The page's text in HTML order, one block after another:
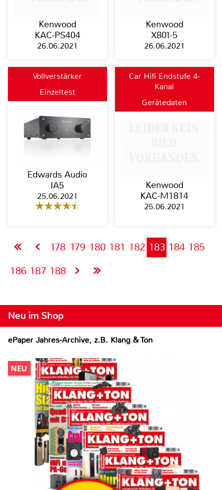
Kenwood
KAC-PS404
26.06.2021
Kenwood
X801-5
26.06.2021
Vollverstärker
Einzeltest
Edwards Audio
IA5
25.06.2021
Car Hifi Endstufe 4-
Kanal
Gerätedaten
Kenwood
KAC-M1814
25.06.2021
178 179 180 181 182 183 184 185
186 187 188
Neu im Shop
ePaper Jahres-Archive, z.B. Klang & Ton